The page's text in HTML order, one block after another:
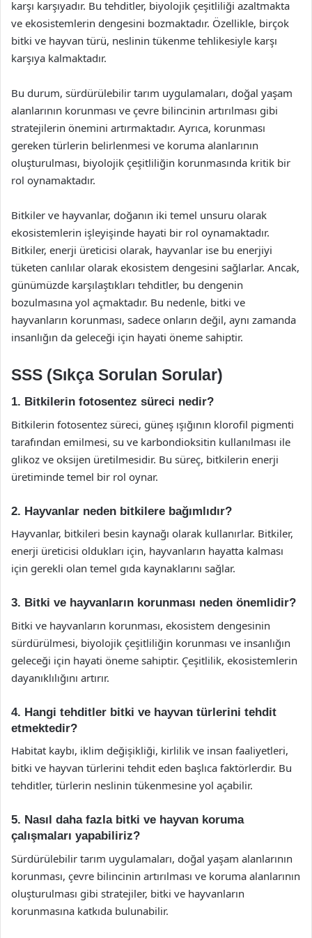
karşı karşıyadır. Bu tehditler, biyolojik çeşitliliği azaltmakta
ve ekosistemlerin dengesini bozmaktadır. Özellikle, birçok
bitki ve hayvan türü, neslinin tükenme tehlikesiyle karşı
karşıya kalmaktadır.
Bu durum, sürdürülebilir tarım uygulamaları, doğal yaşam
alanlarının korunması ve çevre bilincinin artırılması gibi
stratejilerin önemini artırmaktadır. Ayrıca, korunması
gereken türlerin belirlenmesi ve koruma alanlarının
oluşturulması, biyolojik çeşitliliğin korunmasında kritik bir
rol oynamaktadır.
Bitkiler ve hayvanlar, doğanın iki temel unsuru olarak
ekosistemlerin işleyişinde hayati bir rol oynamaktadır.
Bitkiler, enerji üreticisi olarak, hayvanlar ise bu enerjiyi
tüketen canlılar olarak ekosistem dengesini sağlarlar. Ancak,
günümüzde karşılaştıkları tehditler, bu dengenin
bozulmasına yol açmaktadır. Bu nedenle, bitki ve
hayvanların korunması, sadece onların değil, aynı zamanda
insanlığın da geleceği için hayati öneme sahiptir.
SSS (Sıkça Sorulan Sorular)
1. Bitkilerin fotosentez süreci nedir?
Bitkilerin fotosentez süreci, güneş ışığının klorofil pigmenti
tarafından emilmesi, su ve karbondioksitin kullanılması ile
glikoz ve oksijen üretilmesidir. Bu süreç, bitkilerin enerji
üretiminde temel bir rol oynar.
2. Hayvanlar neden bitkilere bağımlıdır?
Hayvanlar, bitkileri besin kaynağı olarak kullanırlar. Bitkiler,
enerji üreticisi oldukları için, hayvanların hayatta kalması
için gerekli olan temel gıda kaynaklarını sağlar.
3. Bitki ve hayvanların korunması neden önemlidir?
Bitki ve hayvanların korunması, ekosistem dengesinin
sürdürülmesi, biyolojik çeşitliliğin korunması ve insanlığın
geleceği için hayati öneme sahiptir. Çeşitlilik, ekosistemlerin
dayanıklılığını artırır.
4. Hangi tehditler bitki ve hayvan türlerini tehdit
etmektedir?
Habitat kaybı, iklim değişikliği, kirlilik ve insan faaliyetleri,
bitki ve hayvan türlerini tehdit eden başlıca faktörlerdir. Bu
tehditler, türlerin neslinin tükenmesine yol açabilir.
5. Nasıl daha fazla bitki ve hayvan koruma
çalışmaları yapabiliriz?
Sürdürülebilir tarım uygulamaları, doğal yaşam alanlarının
korunması, çevre bilincinin artırılması ve koruma alanlarının
oluşturulması gibi stratejiler, bitki ve hayvanların
korunmasına katkıda bulunabilir.